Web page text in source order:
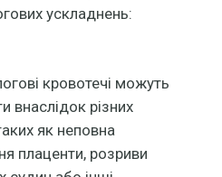
ускладнень:
кровотечі можуть
внаслідок різних
як неповна
плаценти, розриви